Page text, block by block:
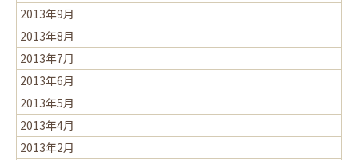
2013年9月
2013年8月
2013年7月
2013年6月
2013年5月
2013年4月
2013年2月